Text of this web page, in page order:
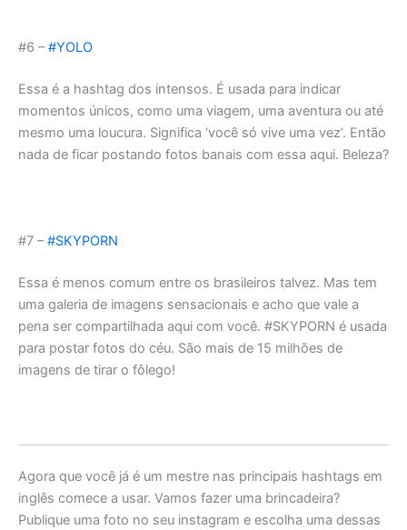
#6 –#YOLO
Essa é a hashtag dos intensos. É usada para indicar
momentos únicos, como uma viagem, uma aventura ou até
mesmo uma loucura. Significa ‘você só vive uma vez’. Então
nada de ficar postando fotos banais com essa aqui. Beleza?
#7 –#SKYPORN
Essa é menos comum entre os brasileiros talvez. Mas tem
uma galeria de imagens sensacionais e acho que vale a
pena ser compartilhada aqui com você. #SKYPORN é usada
para postar fotos do céu. São mais de 15 milhões de
imagens de tirar o fôlego!
Agora que você já é um mestre nas principais hashtags em
inglês comece a usar. Vamos fazer uma brincadeira?
Publique uma foto no seu instagram e escolha uma dessas